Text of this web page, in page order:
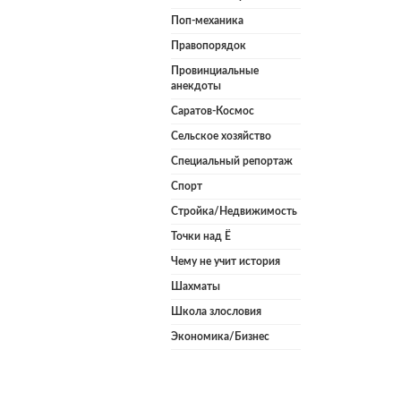
Поп-механика
Правопорядок
Провинциальные
анекдоты
Саратов-Космос
Сельское хозяйство
Специальный репортаж
Спорт
Стройка/Недвижимость
Точки над Ё
Чему не учит история
Шахматы
Школа злословия
Экономика/Бизнес